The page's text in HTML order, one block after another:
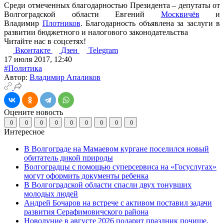
Среди отмеченных благодарностью Президента – депутаты от
Волгоградской области Евгений Москвичёв и
Владимир Плотников. Благодарность объявлена за заслуги в
развитии бюджетного и налогового законодательства
Читайте нас в соцсетях!
Вконтакте
Дзен
Telegram
17 июля 2017, 12:40
#Политика
Автор: Владимир Апаликов
Оцените новость
0 0 0 0 0 0 0 0 0
Интересное
В Волгограде на Мамаевом кургане поселился новый
обитатель дикой природы
Волгоградцы с помощью суперсервиса на «Госуслугах»
могут оформить документы ребенка
В Волгоградской области спасли двух тонувших
молодых людей
Андрей Бочаров на встрече с активом поставил задачи
развития Серафимовичского района
Новолуние в августе 2026 подарит праздник почище,